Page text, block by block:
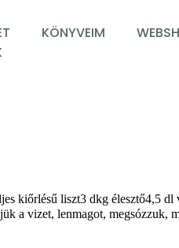
KÖNYVEIM
kiőrlésű liszt3 dkg élesztő4,5 dl
a vizet, lenmagot,